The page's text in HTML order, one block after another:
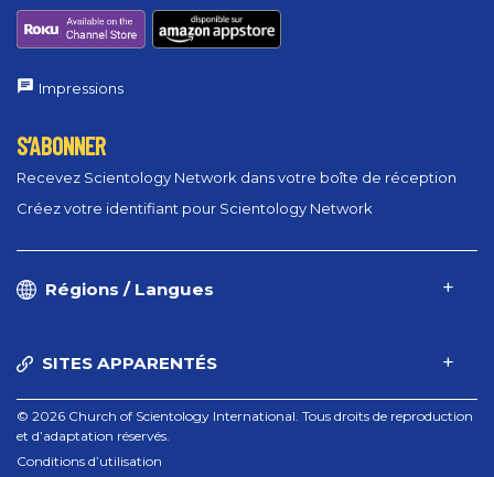
Impressions
S’ABONNER
Recevez Scientology Network dans votre boîte de réception
Créez votre identifiant pour Scientology Network
Régions / Langues
SITES APPARENTÉS
© 2026 Church of Scientology International. Tous droits de reproduction
et d’adaptation réservés.
Conditions d’utilisation